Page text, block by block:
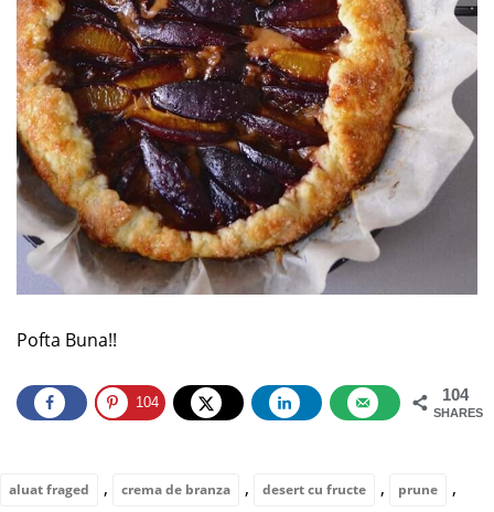
Pofta Buna!!
104
SHARES
104
aluat fraged , crema de branza , desert cu fructe , prune ,